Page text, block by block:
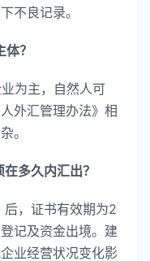
不良记录。
？
为主，自然人可
外汇管理办法》相
。
多久内汇出？
，证书有效期为2
记及资金出境。建
业经营状况变化影